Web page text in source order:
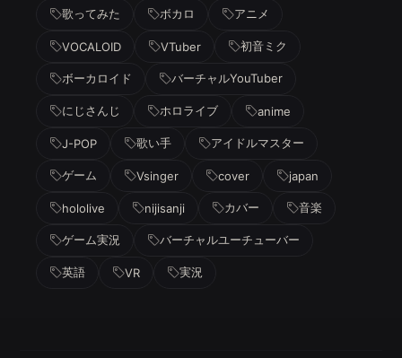
歌ってみた ボカロ アニメ
VOCALOID VTuber 初音ミク
ボーカロイド バーチャルYouTuber
にじさんじ ホロライブ anime
J-POP 歌い手 アイドルマスター
ゲーム Vsinger cover japan
hololive nijisanji カバー 音楽
ゲーム実況 バーチャルユーチューバー
英語 VR 実況